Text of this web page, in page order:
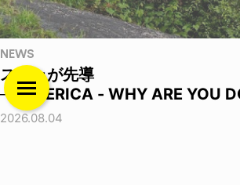
NEWS
ストゥが先導
──EMERICA - WHY ARE YOU
2026.08.04